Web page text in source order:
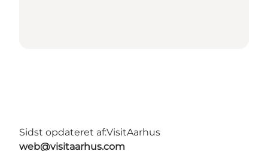
Sidst opdateret af:VisitAarhus
web@visitaarhus.com